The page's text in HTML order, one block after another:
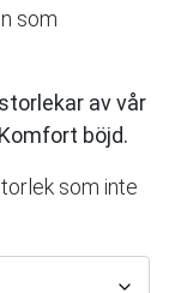
som
av vår
böjd.
som inte